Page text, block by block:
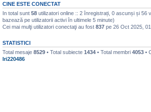
CINE ESTE CONECTAT
In total sunt 58 utilizatori online :: 2 înregistrați, 0 ascunși și 56
bazează pe utilizatorii activi în ultimele 5 minute)
Cei mai mulţi utilizatori conectaţi au fost 837 pe 26 Oct 2025,
STATISTICI
Total mesaje 8529 • Total subiecte 1434 • Total membri 4053 •
Iri220486